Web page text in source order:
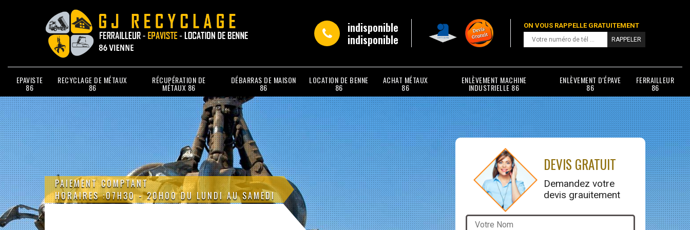
indisponible
indisponible
ON VOUS RAPPELLE GRATUITEMENT
EPAVISTE
86
RECYCLAGE DE MÉTAUX
86
RÉCUPÉRATION DE
MÉTAUX 86
DÉBARRAS DE MAISON
86
LOCATION DE BENNE
86
ACHAT MÉTAUX
86
ENLÈVEMENT MACHINE
INDUSTRIELLE 86
ENLÈVEMENT D'ÉPAVE
86
FERRAILLEUR
86
PAIEMENT COMPTANT
HORAIRES :07H30 - 20H00 DU LUNDI AU SAMEDI
DEVIS GRATUIT
Demandez votre
devis grauitement